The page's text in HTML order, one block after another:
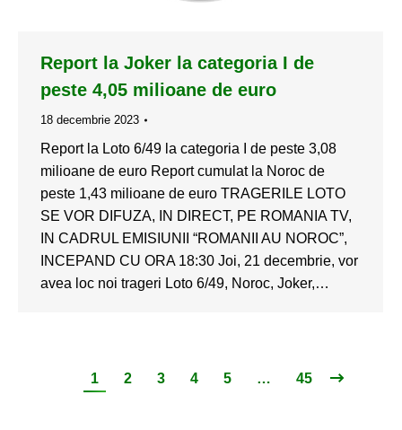
Report la Joker la categoria I de
peste 4,05 milioane de euro
18 decembrie 2023
Report la Loto 6/49 la categoria I de peste 3,08
milioane de euro Report cumulat la Noroc de
peste 1,43 milioane de euro TRAGERILE LOTO
SE VOR DIFUZA, IN DIRECT, PE ROMANIA TV,
IN CADRUL EMISIUNII “ROMANII AU NOROC”,
INCEPAND CU ORA 18:30 Joi, 21 decembrie, vor
avea loc noi trageri Loto 6/49, Noroc, Joker,…
1 2 3 4 5 … 45